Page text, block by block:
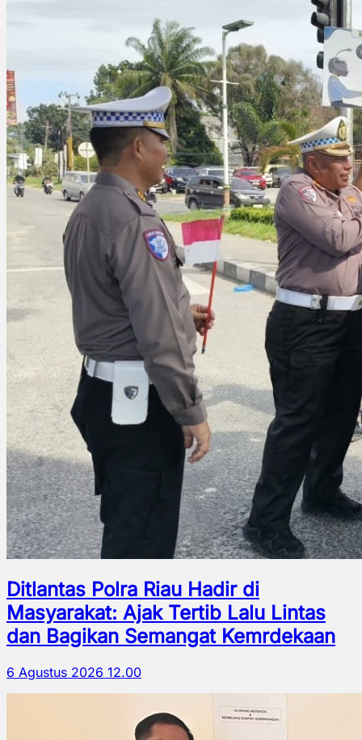
Ditlantas Polra Riau Hadir di
Masyarakat: Ajak Tertib Lalu Lintas
dan Bagikan Semangat Kemrdekaan
6 Agustus 2026 12.00